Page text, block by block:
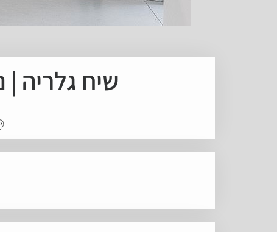
שיח גלריה |